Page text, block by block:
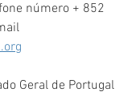
número + 852
Geral de Portugal